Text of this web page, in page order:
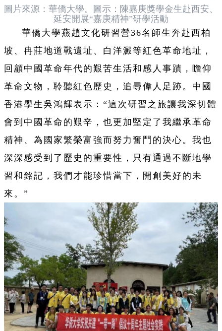
圖片來源：華僑大學。圖示：陳嘉庚獎學金生赴西安、
延安開展“嘉庚精神”研學活動
華僑大學燕趙文化研習營36名師生奔赴西柏
坡、冉莊地道戰遺址、白洋澱等紅色革命地址，
回顧中國革命年代的艱苦生活和感人事蹟，瞻仰
革命文物，聆聽紅色歷史，追尋偉人足跡。中國
香港學生吳鴻輝表示：“這次研習之旅讓我深切體
會到中國革命的艱辛，也更加堅定了我繼承革命
精神、為國家繁榮富強而努力奮鬥的決心。我也
深深感受到了歷史的重要性，只有通過不斷地學
習和銘記，我們才能珍惜當下，開創美好的未
來。”